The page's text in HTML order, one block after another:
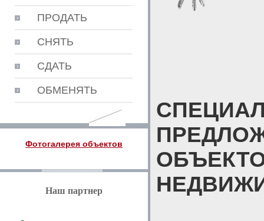
ПРОДАТЬ
СНЯТЬ
СДАТЬ
ОБМЕНЯТЬ
Фотогалерея объектов
Наш партнер